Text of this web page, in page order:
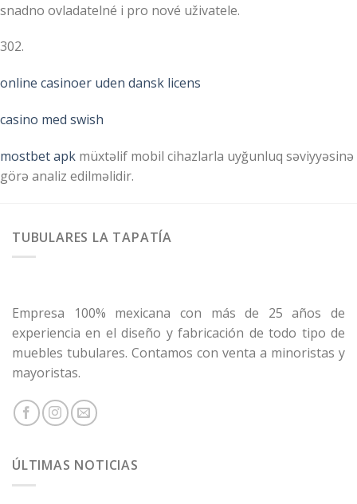
snadno ovladatelné i pro nové uživatele.
302.
online casinoer uden dansk licens
casino med swish
mostbet apk müxtəlif mobil cihazlarla uyğunluq səviyyəsinə
görə analiz edilməlidir.
TUBULARES LA TAPATÍA
Empresa 100% mexicana con más de 25 años de
experiencia en el diseño y fabricación de todo tipo de
muebles tubulares. Contamos con venta a minoristas y
mayoristas.
ÚLTIMAS NOTICIAS